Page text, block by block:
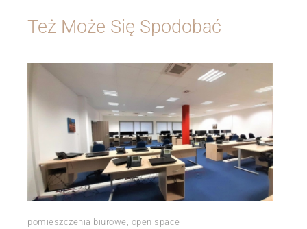
Też Może Się Spodobać
pomieszczenia biurowe, open space